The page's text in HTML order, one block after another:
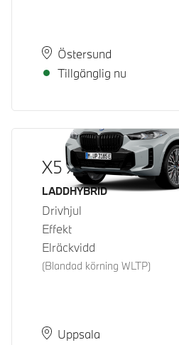
PlatsÖstersund
Leveranstid
Tillgänglig nu
X5 xDrive50e
Bränsle
LADDHYBRID
Drivhjul
Effekt
Elräckvidd
(Blandad körning WLTP)
PlatsUppsala
Leveranstid